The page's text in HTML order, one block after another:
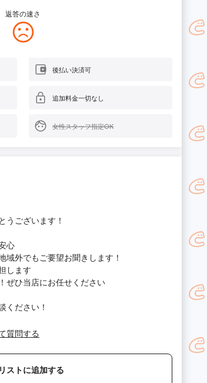
返答の速さ
後払い決済可
追加料金一切なし
女性スタッフ指定OK
うございます！
心
外でもご要望お聞きします！
します
ぜひ当店にお任せください
ください！
質問する
ストに追加する